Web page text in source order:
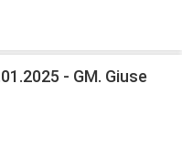
- GM. Giuse